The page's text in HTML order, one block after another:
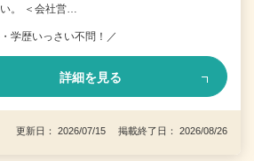
。 ＜会社営…
学歴いっさい不問！／
詳細を見る
更新日： 2026/07/15 掲載終了日： 2026/08/26